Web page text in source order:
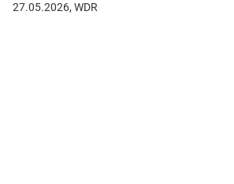
27.05.2026, WDR